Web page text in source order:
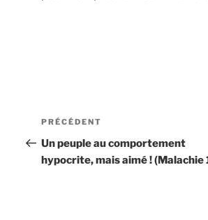
Navigation
de
l’article
Article
précédent
PRÉCÉDENT
Un peuple au comportement
hypocrite, mais aimé ! (Malachie